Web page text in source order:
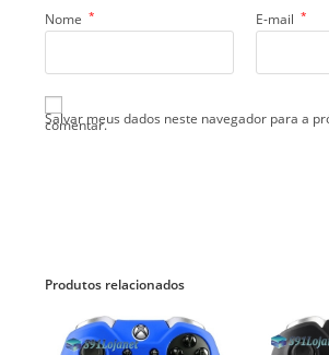
Nome * E-mail *
Salvar meus dados neste navegador para a
comentar.
Produtos relacionados